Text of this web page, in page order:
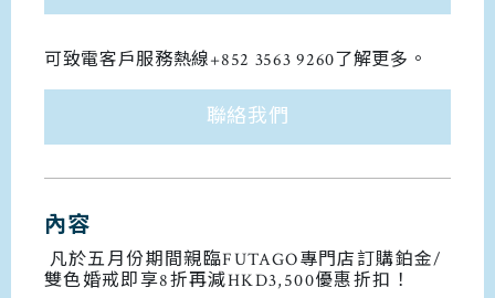
可致電客戶服務熱線+852 3563 9260了解更多。
聯絡我們
內容
凡於五月份期間親臨FUTAGO專門店訂購鉑金/
雙色婚戒即享8折再減HKD3,500優惠折扣！